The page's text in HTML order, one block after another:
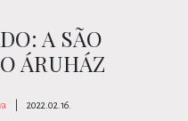
A SÃO
ÁRUHÁZ
2022.02.16.